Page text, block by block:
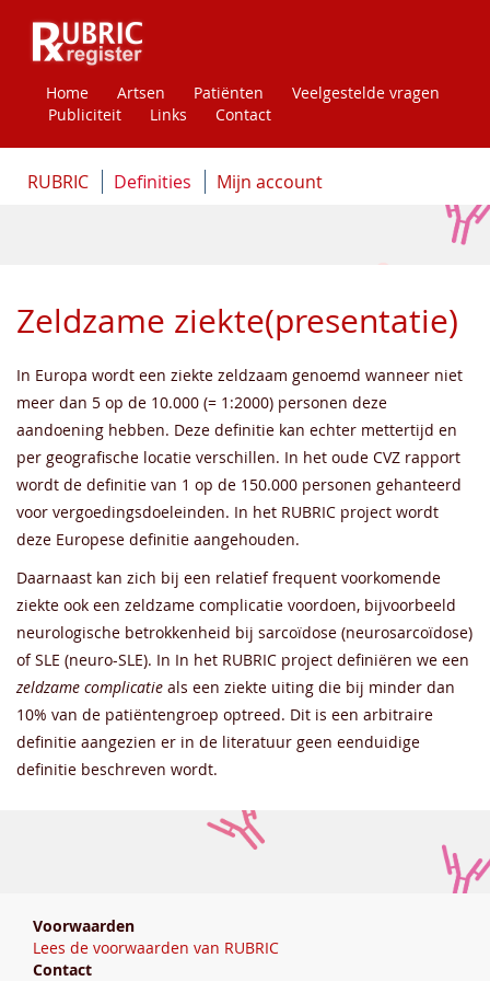
Home Artsen Patiënten
Veelgestelde vragen
Publiciteit
Links Contact
RUBRIC Definities Mijn account
Zeldzame ziekte(presentatie)
In Europa wordt een ziekte zeldzaam genoemd wanneer niet
meer dan 5 op de 10.000 (= 1:2000) personen deze
aandoening hebben. Deze definitie kan echter mettertijd en
per geografische locatie verschillen. In het oude CVZ rapport
wordt de definitie van 1 op de 150.000 personen gehanteerd
voor vergoedingsdoeleinden. In het RUBRIC project wordt
deze Europese definitie aangehouden.
Daarnaast kan zich bij een relatief frequent voorkomende
ziekte ook een zeldzame complicatie voordoen, bijvoorbeeld
neurologische betrokkenheid bij sarcoïdose (neurosarcoïdose)
of SLE (neuro-SLE). In In het RUBRIC project definiëren we een
zeldzame complicatie als een ziekte uiting die bij minder dan
10% van de patiëntengroep optreed. Dit is een arbitraire
definitie aangezien er in de literatuur geen eenduidige
definitie beschreven wordt.
Voorwaarden
Lees de voorwaarden van RUBRIC
Contact